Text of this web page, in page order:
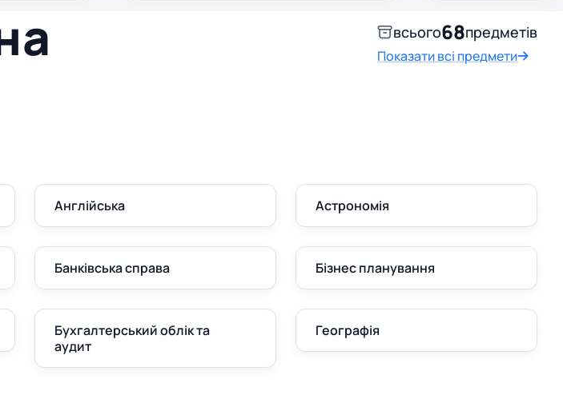
всього68предметів
Показати всі предмети
Англійська Астрономія
Банківська справа Бізнес планування
Бухгалтерський облік та
аудит
Географія